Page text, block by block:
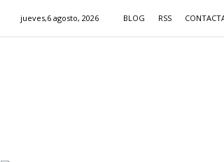
jueves,6 agosto, 2026 BLOG RSS